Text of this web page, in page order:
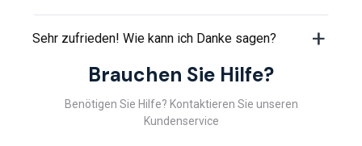
Sehr zufrieden! Wie kann ich Danke sagen?
Brauchen Sie Hilfe?
Benötigen Sie Hilfe? Kontaktieren Sie unseren
Kundenservice